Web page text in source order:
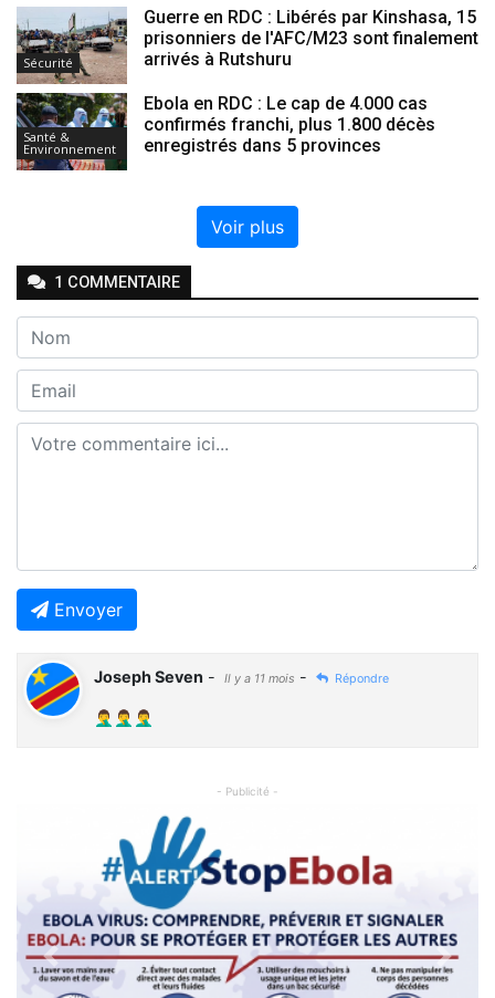
Sécurité
Guerre en RDC : Libérés par Kinshasa, 15
prisonniers de l'AFC/M23 sont finalement
arrivés à Rutshuru
Santé &
Environnement
Ebola en RDC : Le cap de 4.000 cas
confirmés franchi, plus 1.800 décès
enregistrés dans 5 provinces
Voir plus
1 COMMENTAIRE
Envoyer
Joseph Seven - Il y a 11 mois - Répondre
🤦‍♂️🤦‍♂️🤦‍♂️
- Publicité -
Previous Next